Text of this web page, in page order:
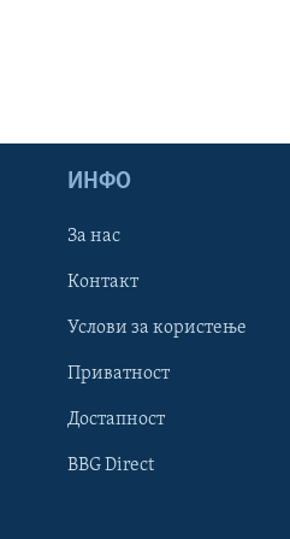
Learning English
НАКУСО...
ИНФО
За нас
Контакт
Услови за користење
Приватност
Достапност
BBG Direct